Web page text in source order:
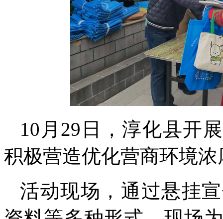
10月29日，淳化县开
积极营造优化营商环境
活动现场，通过悬挂